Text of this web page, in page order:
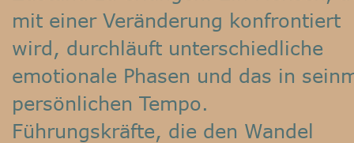
mit einer Veränderung konfrontiert
wird, durchläuft unterschiedliche
emotionale Phasen und das in
persönlichen Tempo.
Führungskräfte, die den Wandel